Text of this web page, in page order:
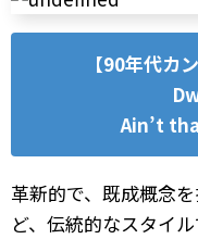
【90年代カ
Ain’t
革新的で、既成概念
ど、伝統的なスタイ